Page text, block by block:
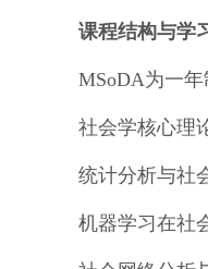
课程结构与学
MSoDA为一
社会学核心理
统计分析与社
机器学习在社